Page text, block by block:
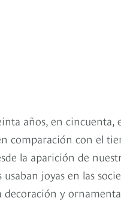
años, en
comparación con el
la aparición de
joyas en las
y